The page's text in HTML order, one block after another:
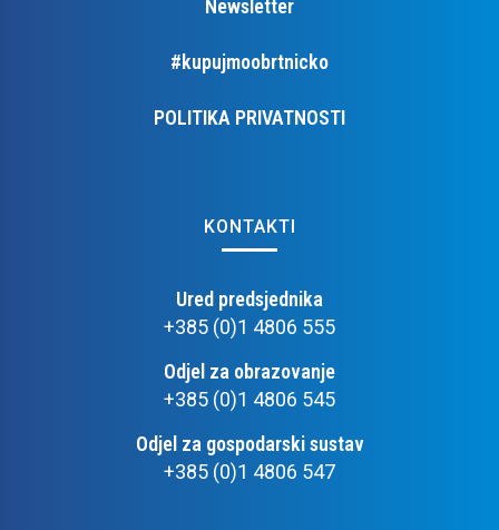
Newsletter
#kupujmoobrtnicko
POLITIKA PRIVATNOSTI
KONTAKTI
Ured predsjednika
+385 (0)1 4806 555
Odjel za obrazovanje
+385 (0)1 4806 545
Odjel za gospodarski sustav
+385 (0)1 4806 547